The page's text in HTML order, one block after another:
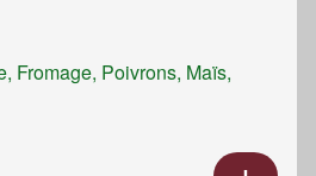
Fromage, Poivrons, Maïs,